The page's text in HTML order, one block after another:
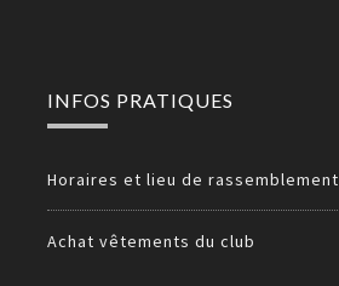
INFOS PRATIQUES
Horaires et lieu de rassemblement
Achat vêtements du club